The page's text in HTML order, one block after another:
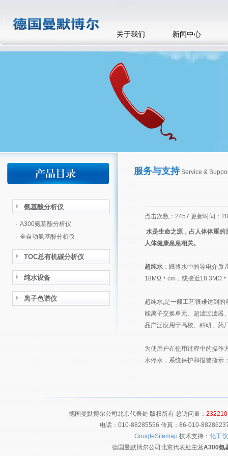
关于我们 新闻中心
氨基酸分析仪
· A300氨基酸分析仪
· 全自动氨基酸分析仪
TOC总有机碳分析仪
纯水设备
离子色谱仪
服务与支持Service &
点击次数：2457 更新时间：
水是生命之源，占人体体重
人体健康息息相关。
超纯水 ：既将水中的导电介
18MΩ＊cm，或接近18.3MΩ
超纯水,是一般工艺很难达到的
能离子交换单元、超滤过滤器
品广泛应用于高校、科研、药
为使用户在使用过程中的操作
水停水，系统保护和报警指示
德国曼默博尔公司北京代表处 版权所有 总访问量： 232210
电话：010-88285556 传真：86-010-
GoogleSitemap技术支持： 化工
德国曼默博尔公司北京代表处主营A300氨